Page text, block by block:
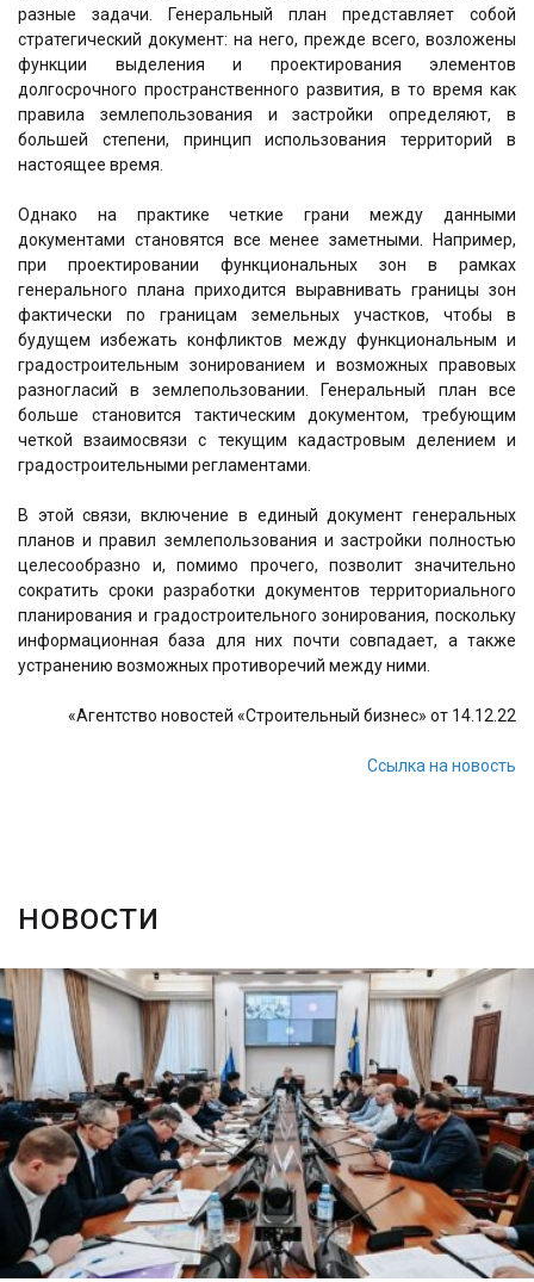
разные задачи. Генеральный план представляет собой
стратегический документ: на него, прежде всего, возложены
функции выделения и проектирования элементов
долгосрочного пространственного развития, в то время как
правила землепользования и застройки определяют, в
большей степени, принцип использования территорий в
настоящее время.
Однако на практике четкие грани между данными
документами становятся все менее заметными. Например,
при проектировании функциональных зон в рамках
генерального плана приходится выравнивать границы зон
фактически по границам земельных участков, чтобы в
будущем избежать конфликтов между функциональным и
градостроительным зонированием и возможных правовых
разногласий в землепользовании. Генеральный план все
больше становится тактическим документом, требующим
четкой взаимосвязи с текущим кадастровым делением и
градостроительными регламентами.
В этой связи, включение в единый документ генеральных
планов и правил землепользования и застройки полностью
целесообразно и, помимо прочего, позволит значительно
сократить сроки разработки документов территориального
планирования и градостроительного зонирования, поскольку
информационная база для них почти совпадает, а также
устранению возможных противоречий между ними.
«Агентство новостей «Строительный бизнес» от 14.12.22
Ссылка на новость
НОВОСТИ